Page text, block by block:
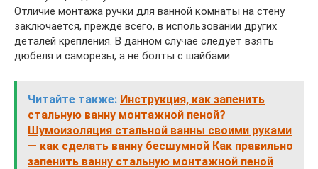
Отличие монтажа ручки для ванной комнаты на стену
заключается, прежде всего, в использовании других
деталей крепления. В данном случае следует взять
дюбеля и саморезы, а не болты с шайбами.
Читайте также: Инструкция, как запенить
стальную ванну монтажной пеной?
Шумоизоляция стальной ванны своими руками
— как сделать ванну бесшумной Как правильно
запенить ванну стальную монтажной пеной